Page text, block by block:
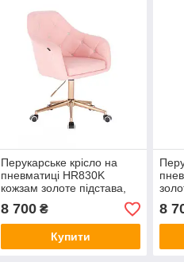
Перукарське крісло на
пневматиці HR830K
кожзам золоте підстава,
рожевий
8 700₴
Купити
8